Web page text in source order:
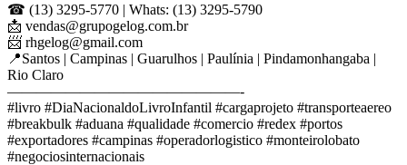
☎ (13) 3295-5770 | Whats: (13) 3295-5790
📩 vendas@grupogelog.com.br
📨 rhgelog@gmail.com
📍Santos | Campinas | Guarulhos | Paulínia | Pindamonhangaba |
Rio Claro
————————————————-
#livro #DiaNacionaldoLivroInfantil #cargaprojeto #transporteaereo
#breakbulk #aduana #qualidade #comercio #redex #portos
#exportadores #campinas #operadorlogistico #monteirolobato
#negociosinternacionais